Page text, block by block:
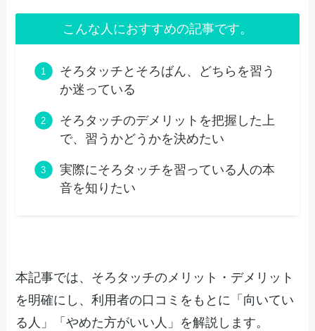
こんな人におすすめの記事です。
そろタッチとそろばん、どちらを習う
か迷っている
そろタッチのデメリットを把握した上
で、習うかどうかを決めたい
実際にそろタッチを習っている人の本
音を知りたい
本記事では、そろタッチのメリット・デメリット
を明確にし、利用者の口コミをもとに「向いてい
る人」「やめた方がいい人」を解説します。